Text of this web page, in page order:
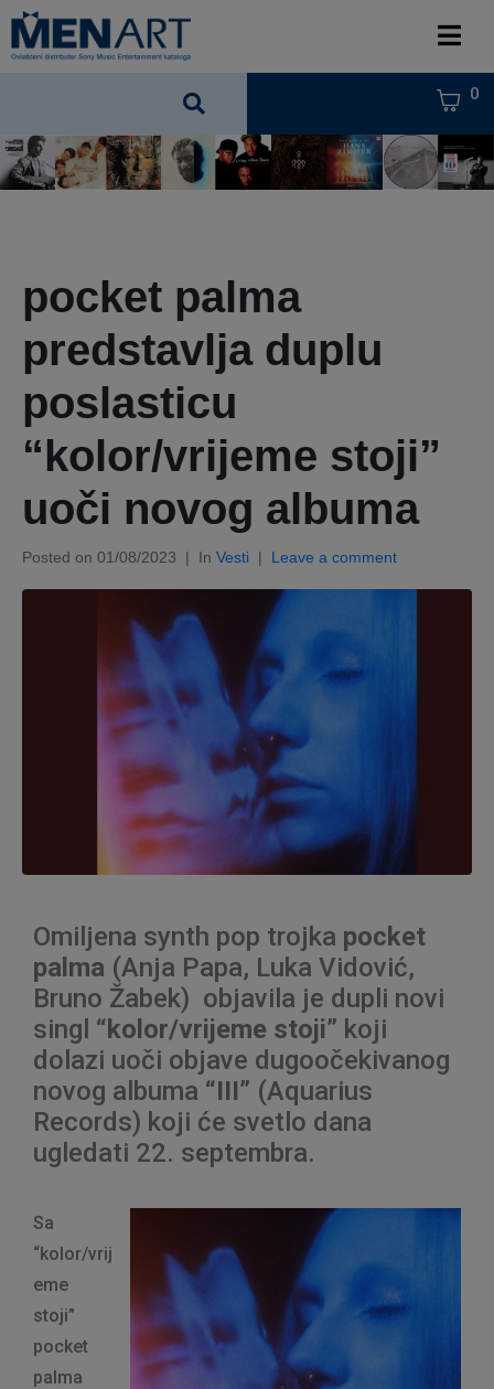
0
pocket palma
predstavlja duplu
poslasticu
“kolor/vrijeme stoji”
uoči novog albuma
Posted on 01/08/2023 In Vesti Leave a comment
Omiljena synth pop trojka pocket
palma (Anja Papa, Luka Vidović,
Bruno Žabek) objavila je dupli novi
singl “kolor/vrijeme stoji” koji
dolazi uoči objave dugoočekivanog
novog albuma “III” (Aquarius
Records) koji će svetlo dana
ugledati 22. septembra.
Sa
“kolor/vrij
eme
stoji”
pocket
palma